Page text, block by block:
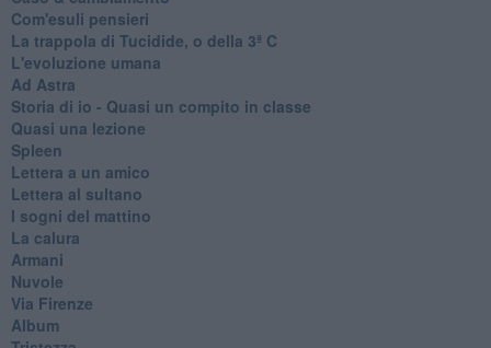
Com'esuli pensieri
La trappola di Tucidide, o della 3ª C
L'evoluzione umana
Ad Astra
Storia di io - Quasi un compito in classe
Quasi una lezione
Spleen
Lettera a un amico
Lettera al sultano
I sogni del mattino
La calura
Armani
Nuvole
Via Firenze
Album